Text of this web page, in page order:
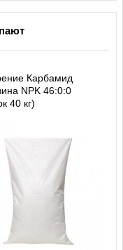
Карбамид
NPK 46:0:0
40 кг)